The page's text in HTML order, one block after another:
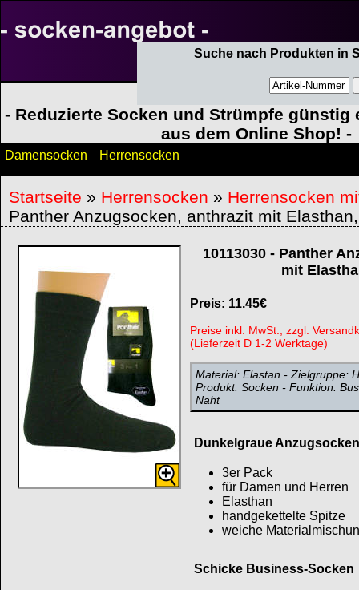
Suche nach Produkten in
- Reduzierte Socken und Strümpfe günstig
aus dem Online Shop! -
Damensocken Herrensocken
Startseite » Herrensocken » Herrensocken
Panther Anzugsocken, anthrazit mit
10113030- Panther
mit
Preis: 11.45€
Preise inkl. MwSt., zzgl.
(Lieferzeit D 1-2 Werktage)
Material: Elastan - Zielgruppe:
Produkt: Socken - Funktion:
Naht
Dunkelgraue Anzugsocken
3er Pack
für Damen und Herren
Elasthan
handgekettelte Spitze
weiche
Schicke Business-Socken